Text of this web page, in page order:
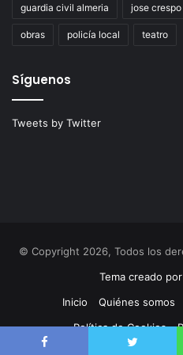
guardia civil almeria jose crespo
obras policía local teatro
Síguenos
Tweets by Twitter
© Copyright 2026, Todos los
Tema creado
Inicio
Quiénes somos
Política de Cookies